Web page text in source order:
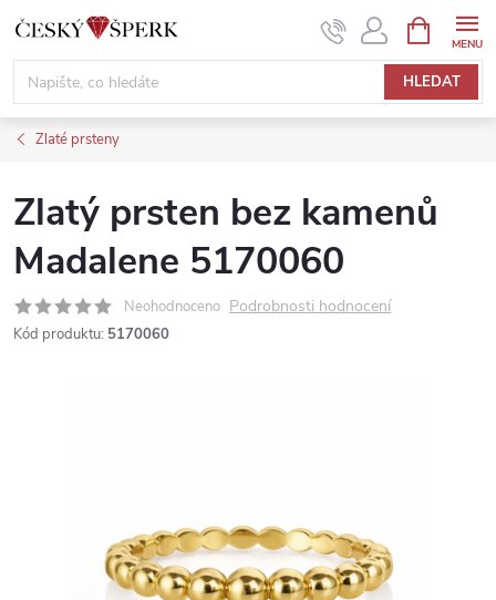
Přejít
obsah
HLEDAT
NÁKUPNÍ
KOŠÍK
Zlaté prsteny
Zlatý prsten bez kamenů
Madalene 5170060
Neohodnoceno Podrobnosti hodnocení
Kód produktu: 5170060